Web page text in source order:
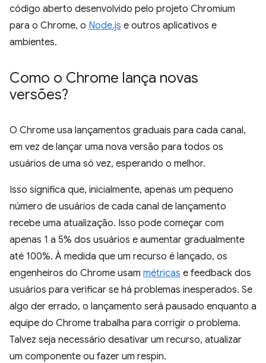
código aberto desenvolvido pelo projeto Chromium
para o Chrome, o Node.js e outros aplicativos e
ambientes.
Como o Chrome lança novas
versões?
O Chrome usa lançamentos graduais para cada canal,
em vez de lançar uma nova versão para todos os
usuários de uma só vez, esperando o melhor.
Isso significa que, inicialmente, apenas um pequeno
número de usuários de cada canal de lançamento
recebe uma atualização. Isso pode começar com
apenas 1 a 5% dos usuários e aumentar gradualmente
até 100%. À medida que um recurso é lançado, os
engenheiros do Chrome usam métricas e feedback dos
usuários para verificar se há problemas inesperados. Se
algo der errado, o lançamento será pausado enquanto a
equipe do Chrome trabalha para corrigir o problema.
Talvez seja necessário desativar um recurso, atualizar
um componente ou fazer um respin.